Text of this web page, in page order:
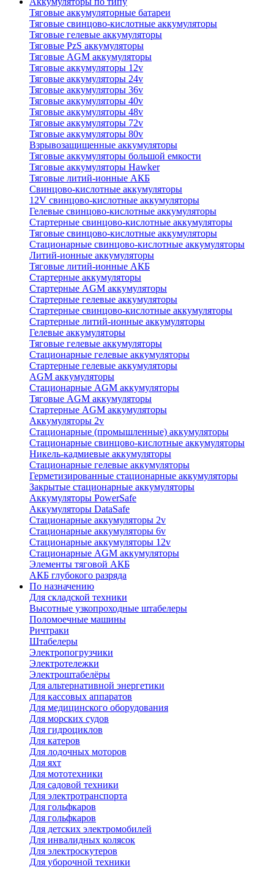
Тяговые аккумуляторные батареи
Тяговые свинцово-кислотные аккумуляторы
Тяговые гелевые аккумуляторы
Тяговые PzS аккумуляторы
Тяговые AGM аккумуляторы
Тяговые аккумуляторы 12v
Тяговые аккумуляторы 24v
Тяговые аккумуляторы 36v
Тяговые аккумуляторы 40v
Тяговые аккумуляторы 48v
Тяговые аккумуляторы 72v
Тяговые аккумуляторы 80v
Взрывозащищенные аккумуляторы
Тяговые аккумуляторы большой емкости
Тяговые аккумуляторы Hawker
Тяговые литий-ионные АКБ
Свинцово-кислотные аккумуляторы
12V свинцово-кислотные аккумуляторы
Гелевые свинцово-кислотные аккумуляторы
Стартерные свинцово-кислотные аккумуляторы
Тяговые свинцово-кислотные аккумуляторы
Стационарные свинцово-кислотные аккумуляторы
Литий-ионные аккумуляторы
Тяговые литий-ионные АКБ
Стартерные аккумуляторы
Стартерные AGM аккумуляторы
Стартерные гелевые аккумуляторы
Стартерные свинцово-кислотные аккумуляторы
Стартерные литий-ионные аккумуляторы
Гелевые аккумуляторы
Тяговые гелевые аккумуляторы
Стационарные гелевые аккумуляторы
Стартерные гелевые аккумуляторы
AGM аккумуляторы
Стационарные AGM аккумуляторы
Тяговые AGM аккумуляторы
Стартерные AGM аккумуляторы
Аккумуляторы 2v
Стационарные (промышленные) аккумуляторы
Стационарные свинцово-кислотные аккумуляторы
Никель-кадмиевые аккумуляторы
Стационарные гелевые аккумуляторы
Герметизированные стационарные аккумуляторы
Закрытые стационарные аккумуляторы
Аккумуляторы PowerSafe
Аккумуляторы DataSafe
Стационарные аккумуляторы 2v
Стационарные аккумуляторы 6v
Стационарные аккумуляторы 12v
Стационарные AGM аккумуляторы
Элементы тяговой АКБ
АКБ глубокого разряда
По назначению
Для складской техники
Высотные узкопроходные штабелеры
Поломоечные машины
Ричтраки
Штабелеры
Электропогрузчики
Электротележки
Электроштабелёры
Для альтернативной энергетики
Для кассовых аппаратов
Для медицинского оборудования
Для морских судов
Для гидроциклов
Для катеров
Для лодочных моторов
Для яхт
Для мототехники
Для садовой техники
Для электротранспорта
Для гольфкаров
Для гольфкаров
Для детских электромобилей
Для инвалидных колясок
Для электроскутеров
Для уборочной техники